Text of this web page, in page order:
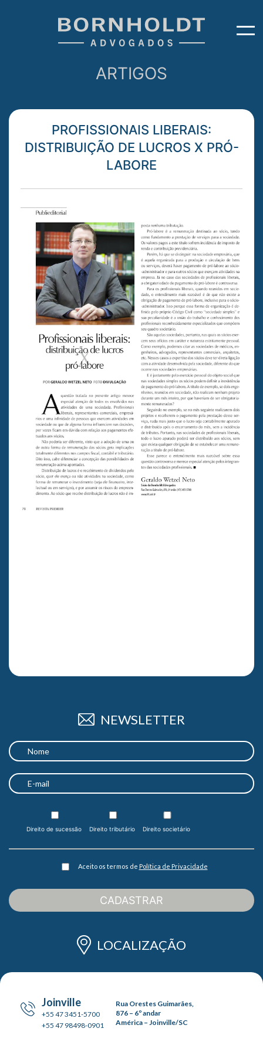
ARTIGOS
PROFISSIONAIS LIBERAIS:
DISTRIBUIÇÃO DE LUCROS X PRÓ-
LABORE
NEWSLETTER
Direito de sucessão Direito tributário Direito societário
Aceito os termos de Política de Privacidade
CADASTRAR
LOCALIZAÇÃO
Joinville
+55 47 3451-5700
+55 47 98498-0901
Rua Orestes Guimarães,
876 – 6º andar
América – Joinville/SC